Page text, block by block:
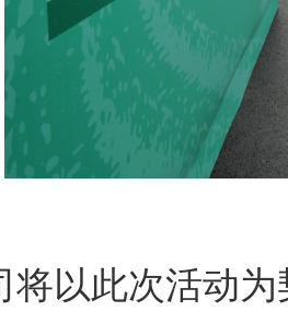
此次活动为